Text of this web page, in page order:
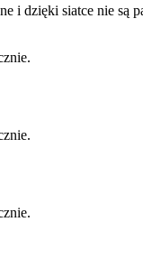
i dzięki siatce nie